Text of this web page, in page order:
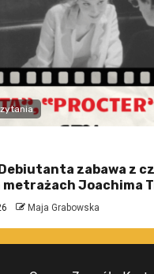
zabawa z
Joachima
Maja Grabowska